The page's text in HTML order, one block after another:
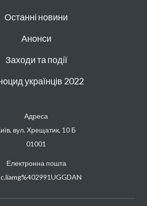
Останні новини
Анонси
Заходи та події
українців 2022
Адреса
вул. Хрещатик, 10 Б
01001
Електронна пошта